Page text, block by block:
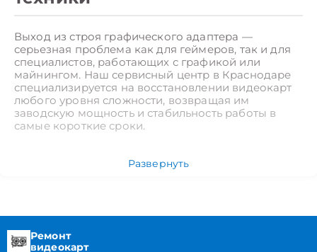
Выход из строя графического адаптера —
серьезная проблема как для геймеров, так и для
специалистов, работающих с графикой или
майнингом. Наш сервисный центр в Краснодаре
специализируется на восстановлении видеокарт
любого уровня сложности, возвращая им
заводскую мощность и стабильность работы в
самые короткие сроки.
Какие неисправности при
ремонте видеокарт мы
Видеокарта является сложным электронным
устройством, состоящим из графического
Развернуть
Ремонт
видеокарт